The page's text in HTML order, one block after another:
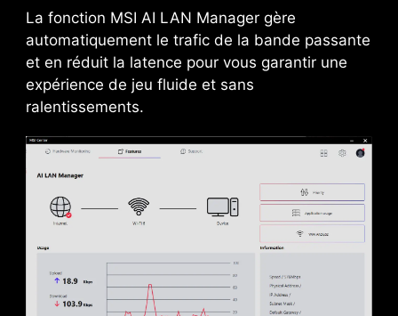
La fonction MSI AI LAN Manager gère
automatiquement le trafic de la bande passante
et en réduit la latence pour vous garantir une
expérience de jeu fluide et sans
ralentissements.
PORT USB TYPE-C À L'AVANT
Les cartes mères MSI Gaming vous permettent
de placer un port USB Type-C sur la partie
avant du boîtier afin de vous faciliter la
connexion de vos périphériques USB
compatibles. Pour une meilleure expérience,
pensez à vous renseigner sur les boîtiers MSI.